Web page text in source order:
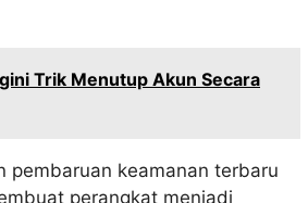
Trik Menutup Akun Secara
pembaruan keamanan terbaru
perangkat menjadi